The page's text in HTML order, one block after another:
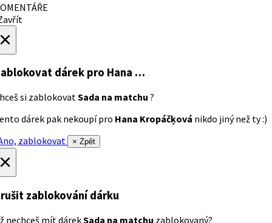
dárek pro Hana …
si zablokovatSada na matchu ?
dárek pak nekoupí pro Hana Kropáčķová nikdo jiný než ty :)
zablokovat
× Zpět
zablokování dárku
nechceš mít dárekSada na matchu zablokovaný?